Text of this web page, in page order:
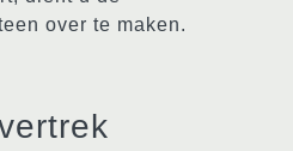
over te maken.